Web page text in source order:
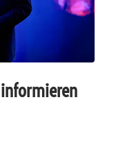
informieren